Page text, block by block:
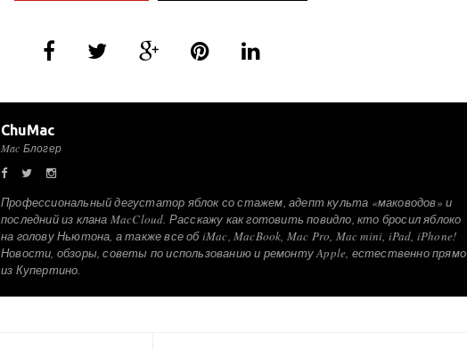
ChuMac
Mac Блогер
Профессиональный дегустатор яблок со стажем, адепт культа «маководов» и
последний из клана MacCloud. Расскажу как готовить повидло, кто бросил яблоко
на голову Ньютона, а также все об iMac, MacBook, Mac Pro, Mac mini, iPad, iPhone!
Новости, обзоры, советы по использованию и ремонту Apple, естественно прямо
из Купертино.